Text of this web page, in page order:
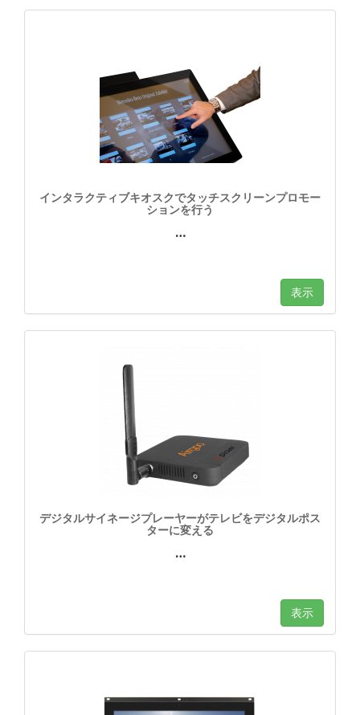
インタラクティブキオスクでタッチスクリーンプロモー
ションを行う
…
表示
デジタルサイネージプレーヤーがテレビをデジタルポス
ターに変える
…
表示